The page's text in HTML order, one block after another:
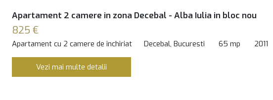
Apartament 2 camere in zona Decebal - Alba Iulia in bloc nou
825 €
Apartament cu 2 camere de închiriat Decebal, Bucuresti 65 mp 2011
Vezi mai multe detalii